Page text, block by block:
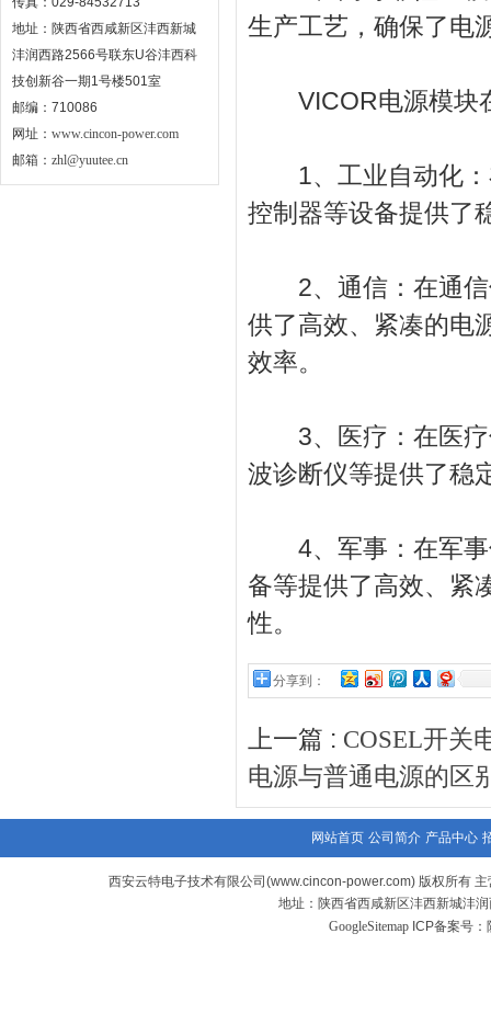
地址：陕西省西咸新区沣西新城
沣润西路2566号联东U谷沣西科
技创新谷一期1号楼501室
邮编：710086
网址： www.cincon-power.com
邮箱： zhl@yuutee.cn
生产工艺，确保了电
VICOR电源模块
1、工业自动化：
控制器等设备提供了
2、通信：在通信
供了高效、紧凑的电
效率。
3、医疗：在医疗
波诊断仪等提供了稳
4、军事：在军事
备等提供了高效、紧
性。
分享到：
上一篇 : COSEL开关
电源与普通电源的区
网站首页 公司简介 产品中心
西安云特电子技术有限公司(www.cincon-power.com) 版权所有 主
地址：陕西省西咸新区沣西新城沣
GoogleSitemap ICP备案号：